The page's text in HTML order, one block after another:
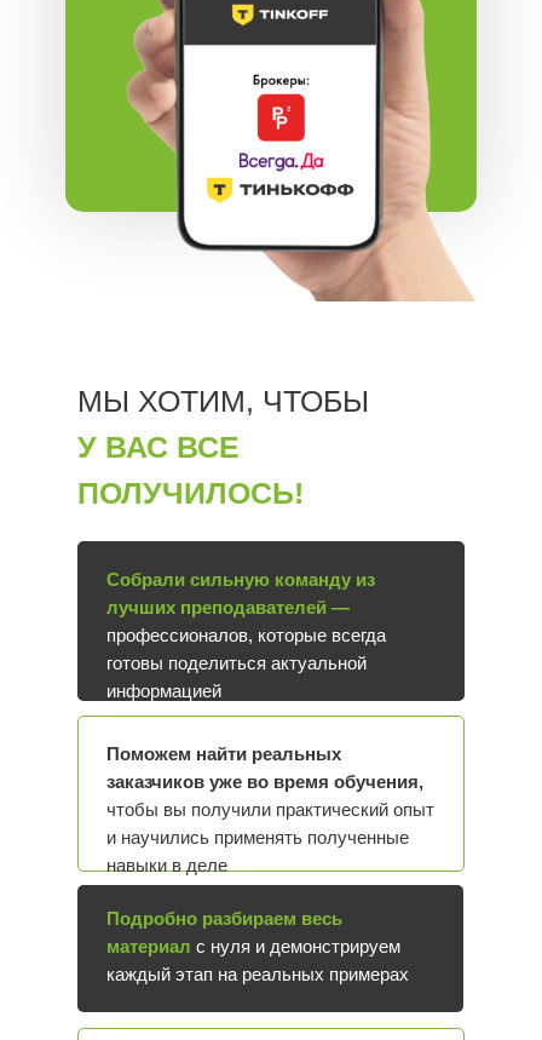
МЫ ХОТИМ, ЧТОБЫ
У ВАС ВСЕ
ПОЛУЧИЛОСЬ!
Собрали сильную команду из
лучших преподавателей —
профессионалов, которые всегда
готовы поделиться актуальной
информацией
Подробно разбираем весь
материал с нуля и демонстрируем
каждый этап на реальных примерах
Поможем найти реальных
заказчиков уже во время обучения,
чтобы вы получили практический опыт
и научились применять полученные
навыки в деле